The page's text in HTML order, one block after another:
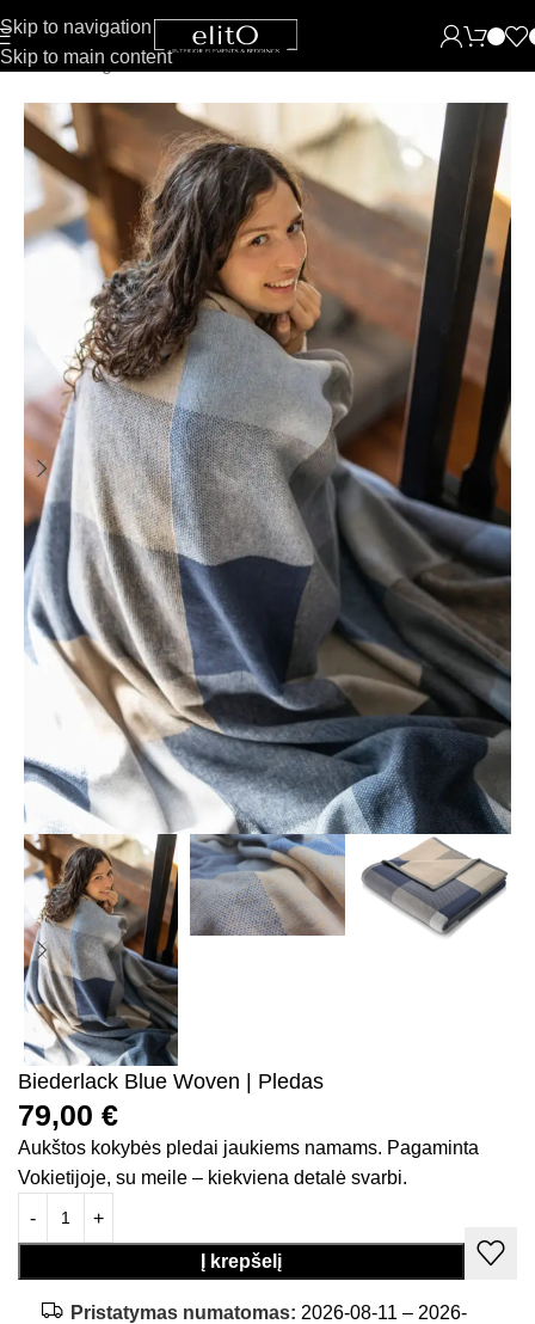
Skip to navigation
Skip to main content
Pradžia Miegamasis
Biederlack Blue Woven | Pledas
79,00 €
Aukštos kokybės pledai jaukiems namams. Pagaminta
Vokietijoje, su meile – kiekviena detalė svarbi.
Į krepšelį
Pristatymas numatomas: 2026-08-11 – 2026-